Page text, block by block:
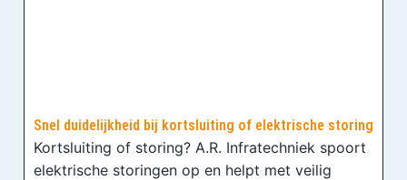
Snel duidelijkheid bij kortsluiting of elektrische storing
Kortsluiting of storing? A.R. Infratechniek spoort
elektrische storingen op en helpt met veilig